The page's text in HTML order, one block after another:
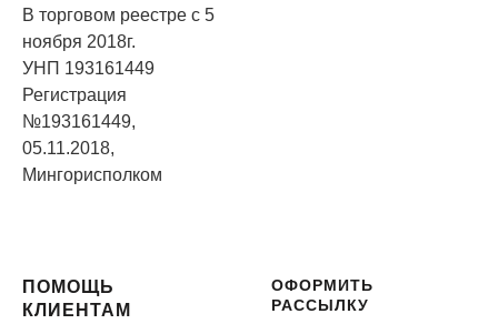
В торговом реестре с 5
ноября 2018г.
УНП 193161449
Регистрация
№193161449,
05.11.2018,
Мингорисполком
ПОМОЩЬ
КЛИЕНТАМ
ОФОРМИТЬ
РАССЫЛКУ